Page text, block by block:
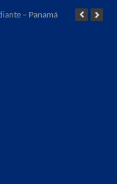
Visa de Turismo – Panamá